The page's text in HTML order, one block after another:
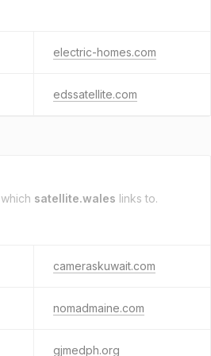
electric-homes.com
edssatellite.com
which satellite.wales links to.
cameraskuwait.com
nomadmaine.com
gjmedph.org